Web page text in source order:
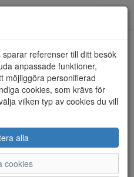
referenser till ditt besök
anpassade funktioner,
möjliggöra personifierad
cookies, som krävs för
vilken typ av cookies du vill
alla
cookies